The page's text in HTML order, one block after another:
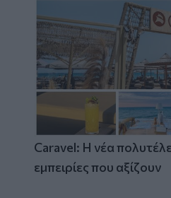
Caravel: Η νέα
εμπειρίες που αξίζουν